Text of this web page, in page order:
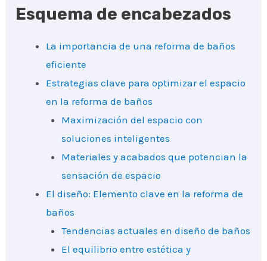
Esquema de encabezados
La importancia de una reforma de baños
eficiente
Estrategias clave para optimizar el espacio
en la reforma de baños
Maximización del espacio con
soluciones inteligentes
Materiales y acabados que potencian la
sensación de espacio
El diseño: Elemento clave en la reforma de
baños
Tendencias actuales en diseño de baños
El equilibrio entre estética y